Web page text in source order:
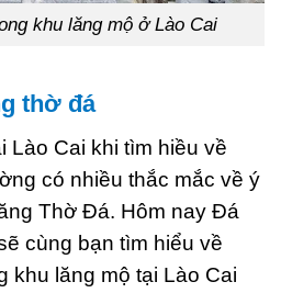
khu lăng mộ ở Lào Cai
thờ đá
Lào Cai khi tìm hiều về
có nhiều thắc mắc về ý
Thờ Đá. Hôm nay Đá
cùng bạn tìm hiểu về
khu lăng mộ tại Lào Cai